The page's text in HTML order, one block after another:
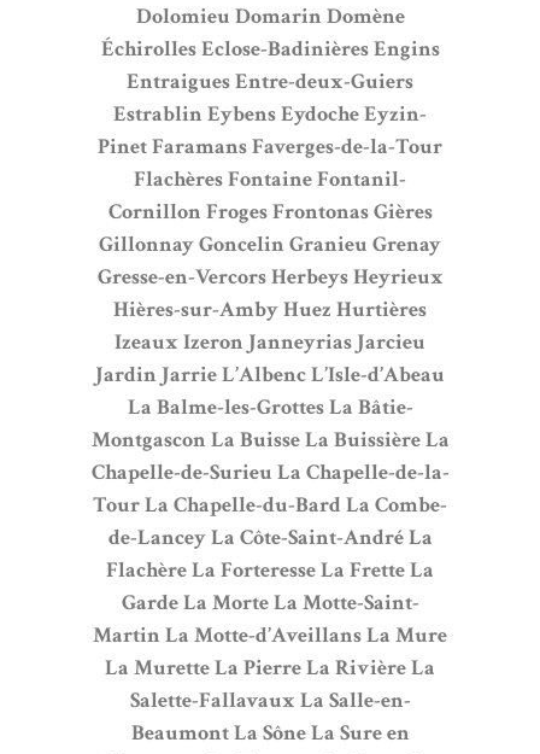
Dolomieu Domarin Domène
ÉchirollesEclose-BadinièresEngins
EntraiguesEntre-deux-Guiers
Estrablin EybensEydocheEyzin-
PinetFaramansFaverges-de-la-Tour
FlachèresFontaineFontanil-
Cornillon FrogesFrontonasGières
GillonnayGoncelin Granieu Grenay
Gresse-en-VercorsHerbeysHeyrieux
Hières-sur-AmbyHuez Hurtières
Izeaux Izeron Janneyrias Jarcieu
Jardin JarrieL’AlbencL’Isle-d’Abeau
La Balme-les-GrottesLa Bâtie-
Montgascon La BuisseLa BuissièreLa
Chapelle-de-Surieu La Chapelle-de-la-
TourLa Chapelle-du-Bard La Combe-
de-LanceyLa Côte-Saint-AndréLa
FlachèreLa ForteresseLa FretteLa
GardeLa MorteLa Motte-Saint-
Martin La Motte-d’AveillansLa Mure
La MuretteLa PierreLa RivièreLa
Salette-Fallavaux La Salle-en-
BeaumontLa SôneLa Sure en